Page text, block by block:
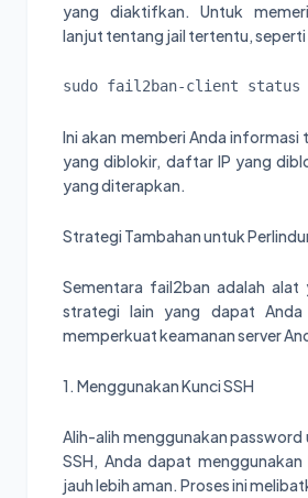
yang diaktifkan. Untuk
lanjut tentang jail tertentu, seperti
sudo fail2ban-client status
Ini akan memberi Anda informasi
yang diblokir, daftar IP yang
yang diterapkan.
Strategi Tambahan untuk
Sementara fail2ban adalah alat
strategi lain yang dapat Anda
memperkuat keamanan server
1. Menggunakan Kunci SSH
Alih-alih menggunakan
SSH, Anda dapat menggunakan
jauh lebih aman. Proses ini